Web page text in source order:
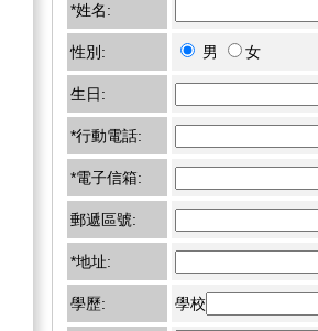
*姓名:
性別: 男 女
生日:
*行動電話:
*電子信箱:
郵遞區號:
*地址:
學歷: 學校